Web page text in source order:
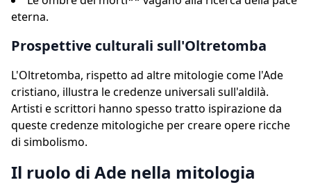
eterna.
Prospettive culturali sull'Oltretomba
L'Oltretomba, rispetto ad altre mitologie come l'Ade
cristiano, illustra le credenze universali sull'aldilà.
Artisti e scrittori hanno spesso tratto ispirazione da
queste credenze mitologiche per creare opere ricche
di simbolismo.
Il ruolo di Ade nella mitologia